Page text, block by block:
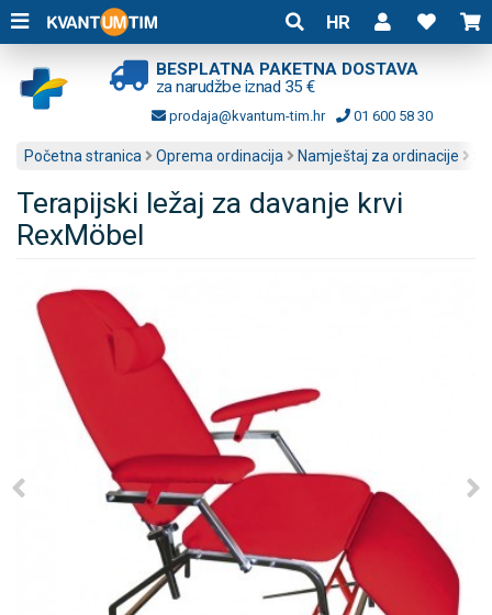
HR
BESPLATNA PAKETNA DOSTAVA
za narudžbe iznad 35 €
prodaja@kvantum-tim.hr 01 600 58 30
Početna stranica Oprema ordinacija Namještaj za ordinacije
Terapijski ležaj za davanje krvi
RexMöbel